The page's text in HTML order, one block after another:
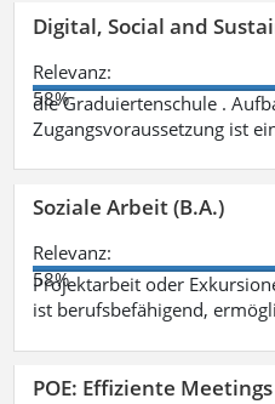
Digital, Social and
Relevanz:
58%
die Graduiertenschule .
Zugangsvoraussetzung ist
Soziale Arbeit (B.A.)
Relevanz:
58%
Projektarbeit oder
ist berufsbefähigend,
POE: Effiziente